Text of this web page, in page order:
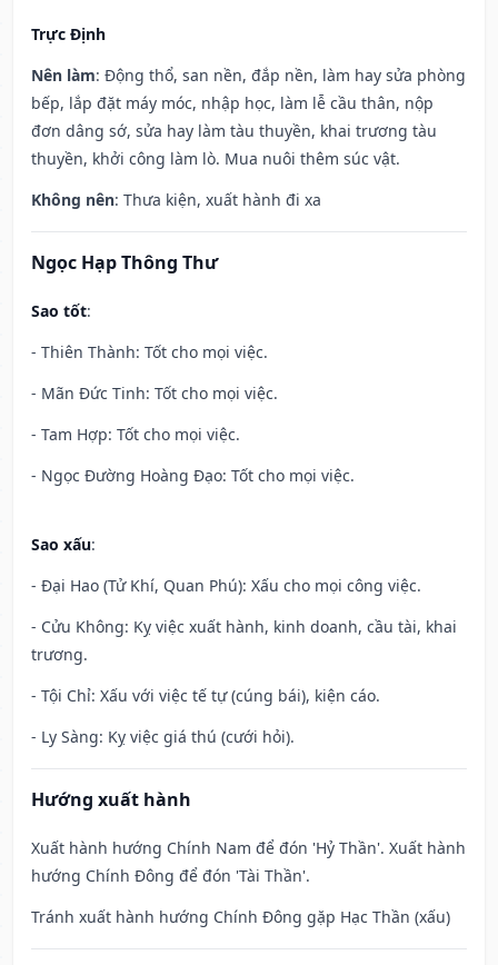
Trực Định
Nên làm: Động thổ, san nền, đắp nền, làm hay sửa phòng
bếp, lắp đặt máy móc, nhập học, làm lễ cầu thân, nộp
đơn dâng sớ, sửa hay làm tàu thuyền, khai trương tàu
thuyền, khởi công làm lò. Mua nuôi thêm súc vật.
Không nên: Thưa kiện, xuất hành đi xa
Ngọc Hạp Thông Thư
Sao tốt:
- Thiên Thành: Tốt cho mọi việc.
- Mãn Đức Tinh: Tốt cho mọi việc.
- Tam Hợp: Tốt cho mọi việc.
- Ngọc Đường Hoàng Đạo: Tốt cho mọi việc.
Sao xấu:
- Đại Hao (Tử Khí, Quan Phú): Xấu cho mọi công việc.
- Cửu Không: Kỵ việc xuất hành, kinh doanh, cầu tài, khai
trương.
- Tội Chỉ: Xấu với việc tế tự (cúng bái), kiện cáo.
- Ly Sàng: Kỵ việc giá thú (cưới hỏi).
Hướng xuất hành
Xuất hành hướng Chính Nam để đón 'Hỷ Thần'. Xuất hành
hướng Chính Đông để đón 'Tài Thần'.
Tránh xuất hành hướng Chính Đông gặp Hạc Thần (xấu)